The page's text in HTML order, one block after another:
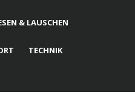
& LAUSCHEN
TECHNIK